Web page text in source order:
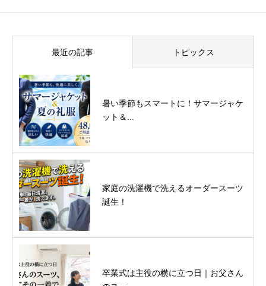
最近の記事 トピックス
暑い季節もスマートに！サマージャケ
ット＆...
家庭の洗濯機で洗えるオーダースーツ
誕生！
卒業式は主役の横に立つ日｜お父さん